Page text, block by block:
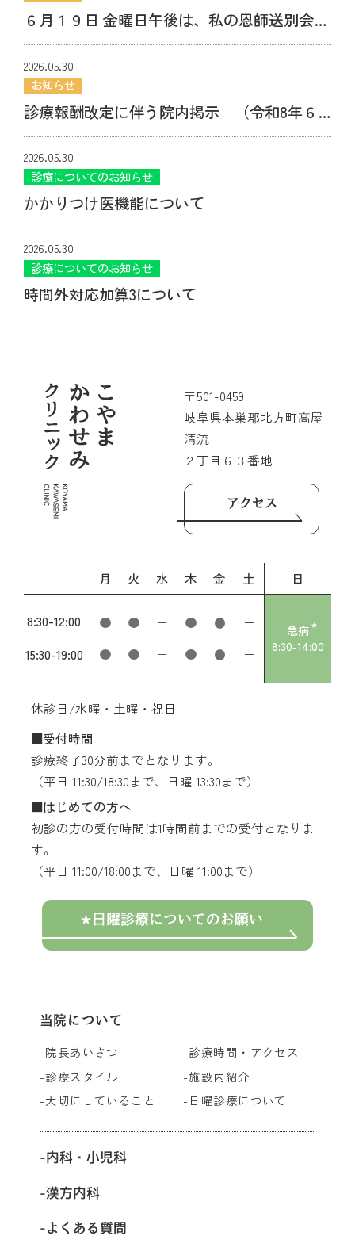
６月１９日 金曜日午後は、私の恩師送別会参
加のため１８時に診療が終了できる人数に達
し次第終了します。
2026.05.30
お知らせ
診療報酬改定に伴う院内掲示 （令和8年６
月１日より）
2026.05.30
診療についてのお知らせ
かかりつけ医機能について
2026.05.30
診療についてのお知らせ
時間外対応加算3について
〒501-0459
岐阜県本巣郡北方町高屋
清流
２丁目６３番地
アクセス
月 火 水 木 金 土 日
8:30-12:00
急病
8:30-14:00
15:30-19:00
休診日/水曜・土曜・祝日
受付時間
診療終了30分前までとなります。
（平日 11:30/18:30まで、日曜 13:30まで）
はじめての方へ
初診の方の受付時間は1時間前までの受付となりま
す。
（平日 11:00/18:00まで、日曜 11:00まで）
日曜診療についてのお願い
当院について
院長あいさつ
診療時間・アクセス
診療スタイル
施設内紹介
大切にしていること
日曜診療について
内科・小児科
漢方内科
よくある質問